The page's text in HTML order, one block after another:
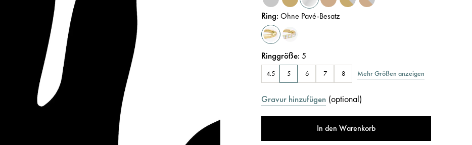
Ring:Ohne Pavé-Besatz
Ringgröße:5
4.5 5 6 7 8 Mehr Größen anzeigen
Gravur hinzufügen (optional)
In den Warenkorb